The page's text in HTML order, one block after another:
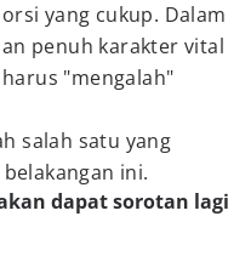
yang cukup. Dalam
penuh karakter vital
"mengalah"
salah satu yang
ini.
dapat sorotan lagi